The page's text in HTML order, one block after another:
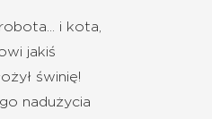
i kota,
jakiś
świnię!
nadużycia